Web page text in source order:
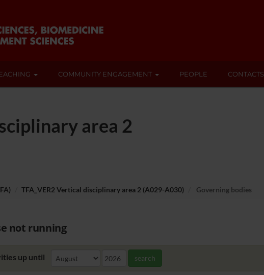
COMMUNITY ENGAGEMENT PEOPLE CONTACTS
area 2
TFA_VER2 Vertical disciplinary area 2 (A029-A030) Governing bodies
not running
up until search